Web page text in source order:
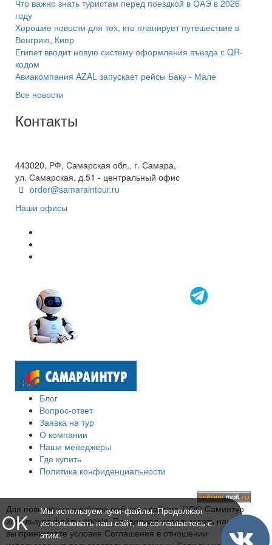
Что важно знать туристам перед поездкой в ОАЭ в 2026
году
Хорошие новости для тех, кто планирует путешествие в
Венгрию, Кипр
Египет вводит новую систему оформления въезда с QR-
кодом
Авиакомпания AZAL запускает рейсы Баку - Мале
Все новости
Контакты
443020, РФ, Самарская обл., г. Самара,
ул. Самарская, д.51 - центральный офис
order@samaraintour.ru
Наши офисы
Блог
Вопрос-ответ
Заявка на тур
О компании
Наши менеджеры
Где купить
Политика конфиденциальности
Для повышения удобства работы с сайтом, ООО Саминтур
использует файлы cookie. Продолжая использовать наш сайт,
вы принимаете условия Соглашения в отношении
OK
Мы используем куки-файлы. Продолжая
использовать наш сайт, вы соглашаетесь с
этим.